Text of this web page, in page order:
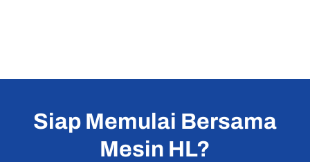
Siap Memulai Bersama
Mesin HL?